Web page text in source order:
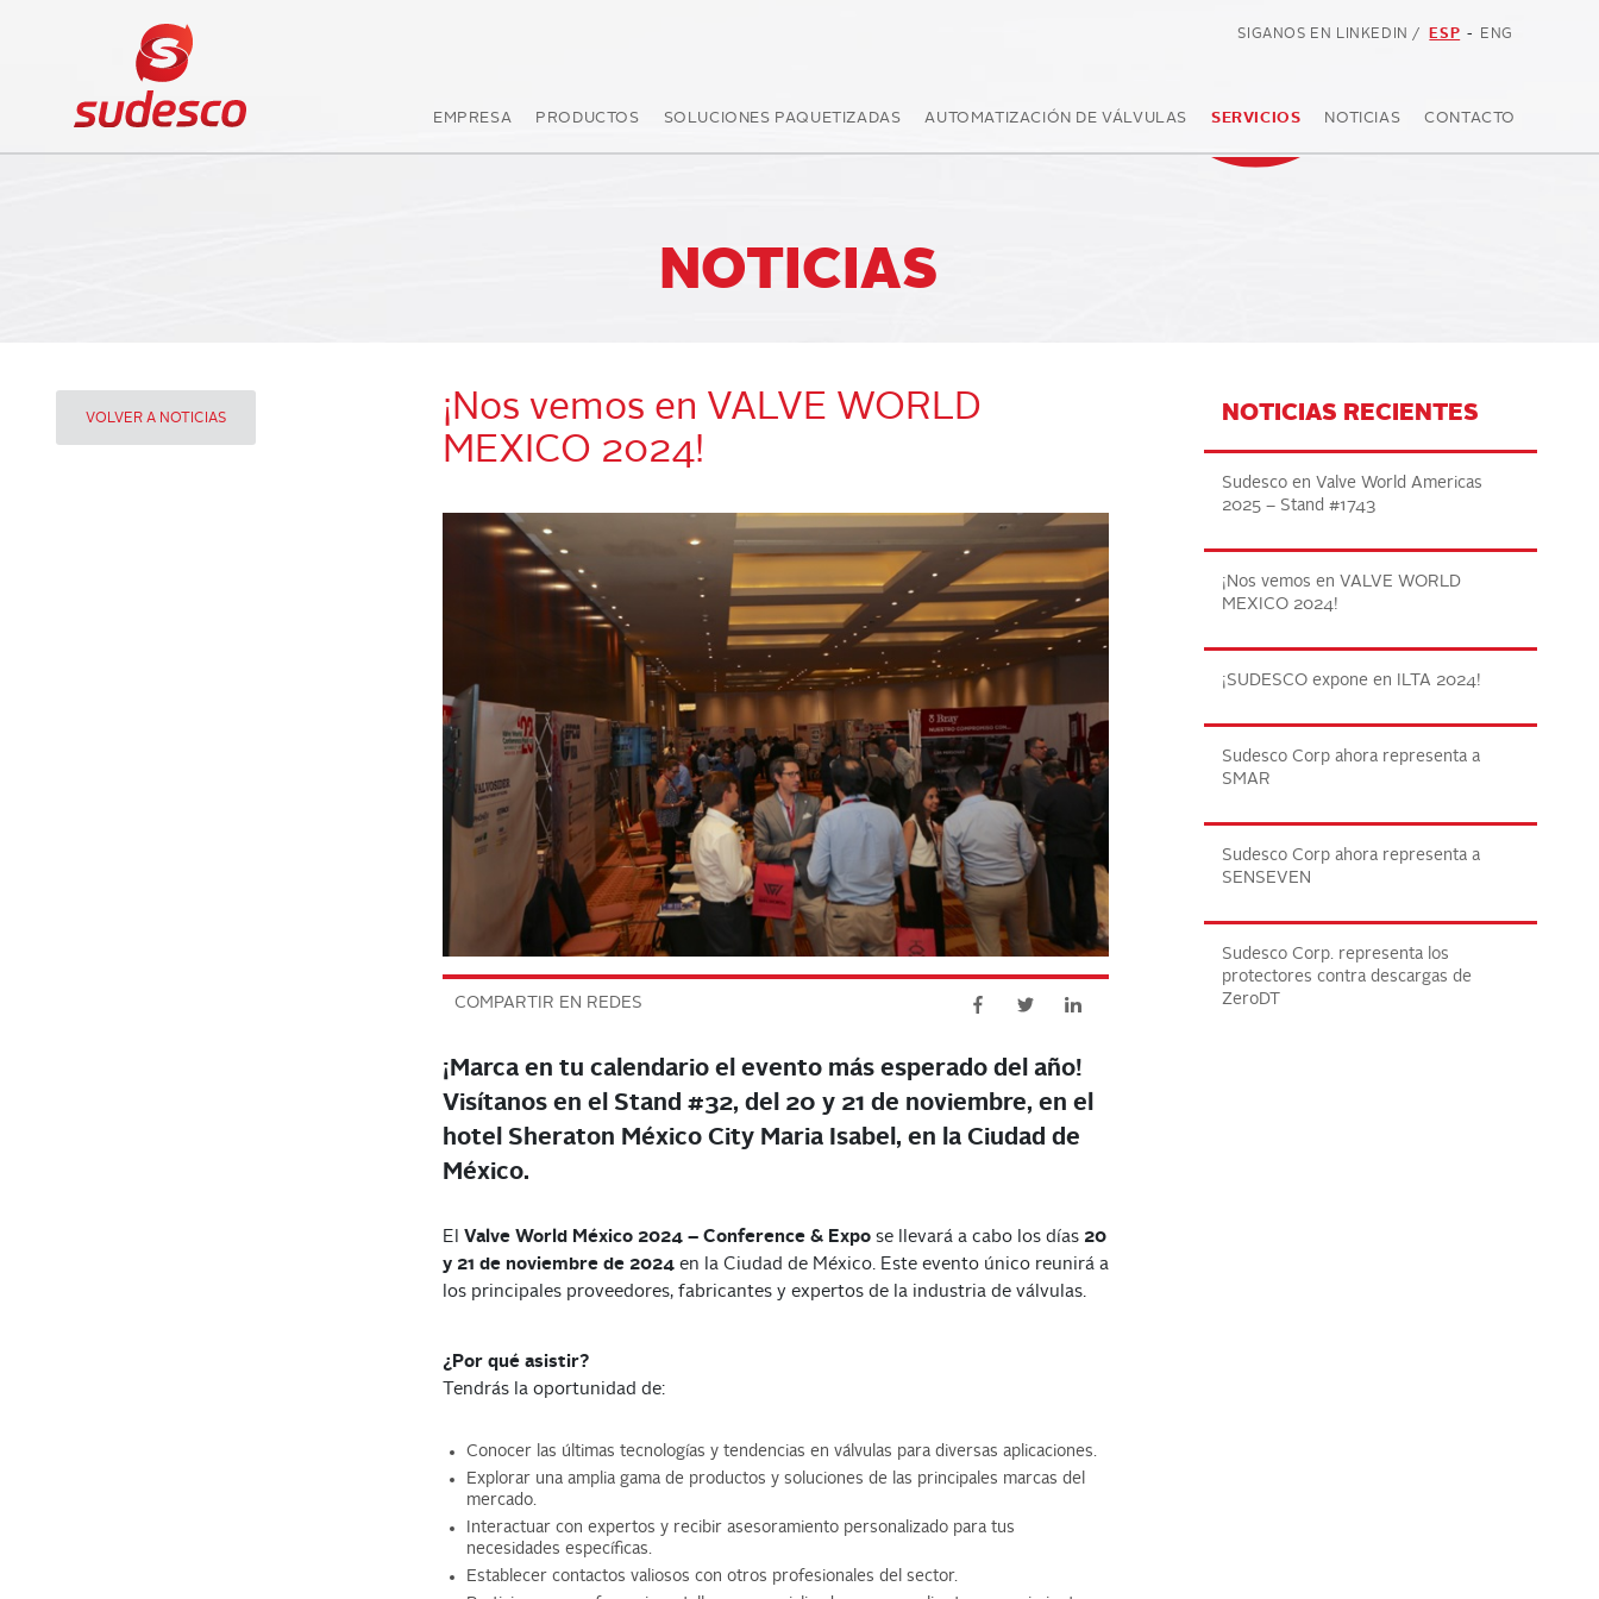
SIGANOS EN LINKEDIN / ESP - ENG
EMPRESA PRODUCTOS SOLUCIONES PAQUETIZADAS AUTOMATIZACIÓN DE VÁLVULAS SERVICIOS NOTICIAS CONTACTO
NOTICIAS
VOLVER A NOTICIAS
¡Nos vemos en VALVE WORLD
MEXICO 2024!
COMPARTIR EN REDES
¡Marca en tu calendario el evento más esperado del año!
Visítanos en el Stand #32, del 20 y 21 de noviembre, en el
hotel Sheraton México City Maria Isabel, en la Ciudad de
México.
El Valve World México 2024 – Conference & Expo se llevará a cabo los días 20
y 21 de noviembre de 2024 en la Ciudad de México. Este evento único reunirá a
los principales proveedores, fabricantes y expertos de la industria de válvulas.
¿Por qué asistir?
Tendrás la oportunidad de:
Conocer las últimas tecnologías y tendencias en válvulas para diversas aplicaciones.
Explorar una amplia gama de productos y soluciones de las principales marcas del
mercado.
Interactuar con expertos y recibir asesoramiento personalizado para tus
necesidades específicas.
Establecer contactos valiosos con otros profesionales del sector.
NOTICIAS RECIENTES
Sudesco en Valve World Americas
2025 – Stand #1743
¡Nos vemos en VALVE WORLD
MEXICO 2024!
¡SUDESCO expone en ILTA 2024!
Sudesco Corp ahora representa a
SMAR
Sudesco Corp ahora representa a
SENSEVEN
Sudesco Corp. representa los
protectores contra descargas de
ZeroDT